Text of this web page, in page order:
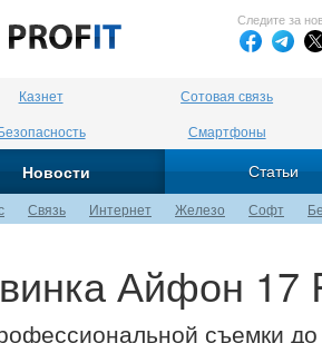
Следите за
Казнет Сотовая связь
Смартфоны
Новости Статьи
Связь Интернет Железо Софт
Айфон 17
съемки